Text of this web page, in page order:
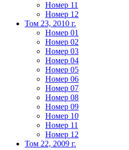
Номер 11
Номер 12
Том 23, 2010 г.
Номер 01
Номер 02
Номер 03
Номер 04
Номер 05
Номер 06
Номер 07
Номер 08
Номер 09
Номер 10
Номер 11
Номер 12
Том 22, 2009 г.